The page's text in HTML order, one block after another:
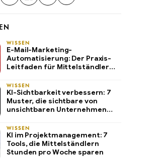
WISSEN
E-Mail-Marketing-
Automatisierung: Der Praxis-
Leitfaden für Mittelständler
WISSEN
KI-Sichtbarkeit verbessern: 7
Muster, die sichtbare von
unsichtbaren Unternehmen
WISSEN
KI im Projektmanagement: 7
Tools, die Mittelständlern
Stunden pro Woche sparen